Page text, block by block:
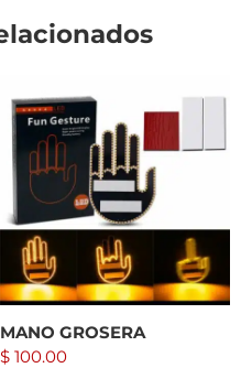
MANO GROSERA
$ 100.00